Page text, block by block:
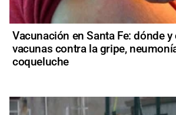
Vacunación en Santa Fe: dónde
vacunas contra la gripe,
coqueluche